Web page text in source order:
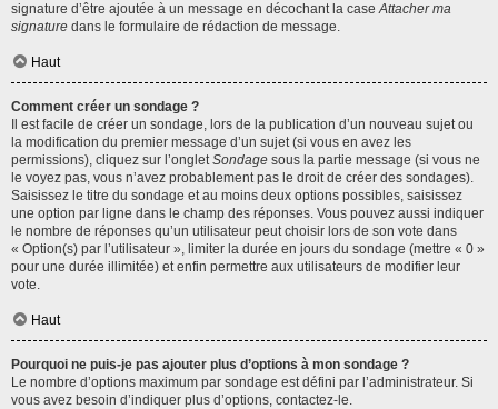
signature d’être ajoutée à un message en décochant la caseAttacher ma
signature dans le formulaire de rédaction de message.
Haut
Comment créer un sondage ?
Il est facile de créer un sondage, lors de la publication d’un nouveau sujet ou
la modification du premier message d’un sujet (si vous en avez les
permissions), cliquez sur l’ongletSondage sous la partie message (si vous ne
le voyez pas, vous n’avez probablement pas le droit de créer des sondages).
Saisissez le titre du sondage et au moins deux options possibles, saisissez
une option par ligne dans le champ des réponses. Vous pouvez aussi indiquer
le nombre de réponses qu’un utilisateur peut choisir lors de son vote dans
« Option(s) par l’utilisateur », limiter la durée en jours du sondage (mettre « 0 »
pour une durée illimitée) et enfin permettre aux utilisateurs de modifier leur
vote.
Haut
Pourquoi ne puis-je pas ajouter plus d’options à mon sondage ?
Le nombre d’options maximum par sondage est défini par l’administrateur. Si
vous avez besoin d’indiquer plus d’options, contactez-le.